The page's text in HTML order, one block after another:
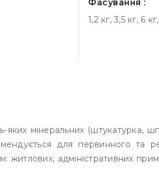
Фасування :
1,2 кг, 3,5 кг, 6
мінеральних (штукатурка,
для первинного та
адміністративних